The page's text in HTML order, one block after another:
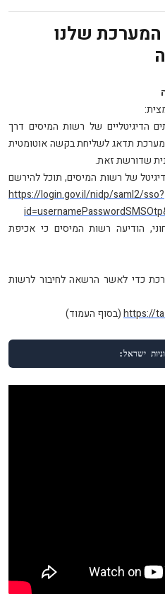
המערכת שלנו
הדיגיטליים של רשות המיסים דרך
תדאג לשליחת בקשה אוטומטית
שדורשת זאת.
של רשות המיסים, תוכל להירשם
https://login.gov.il/nidp/saml2/sso?
הודיעה רשות המיסים כי אכיפת
כדי לאשר הרשאה לחיבור לרשות
https://(בסוף העמוד)
ישראל: